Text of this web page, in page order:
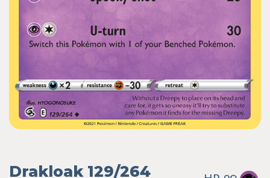
Drakloak 129/264